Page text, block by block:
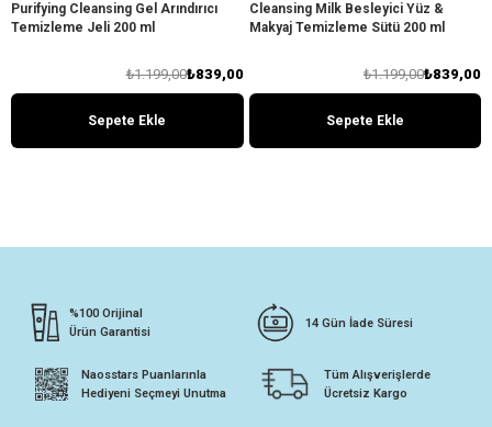
Purifying Cleansing Gel Arındırıcı
Temizleme Jeli 200 ml
₺839,00
₺1.199,00
Sepete Ekle
Cleansing Milk Besleyici Yüz &
Makyaj Temizleme Sütü 200 ml
₺839,00
₺1.199,00
Sepete Ekle
%100 Orijinal
Ürün Garantisi
14 Gün İade Süresi
Naosstars Puanlarınla
Hediyeni Seçmeyi Unutma
Tüm Alışverişlerde
Ücretsiz Kargo